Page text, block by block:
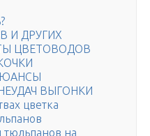
И ДРУГИХ
ЦВЕТОВОДОВ
ВЫГОНКИ
цветка
тюльпанов на